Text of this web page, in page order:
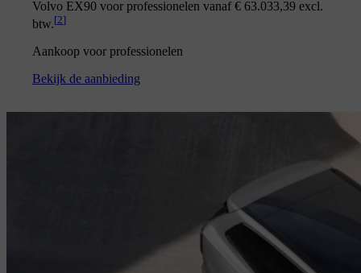
Volvo EX90 voor professionelen vanaf € 63.033,39 excl.
btw.[2]
Aankoop voor professionelen
Bekijk de aanbieding